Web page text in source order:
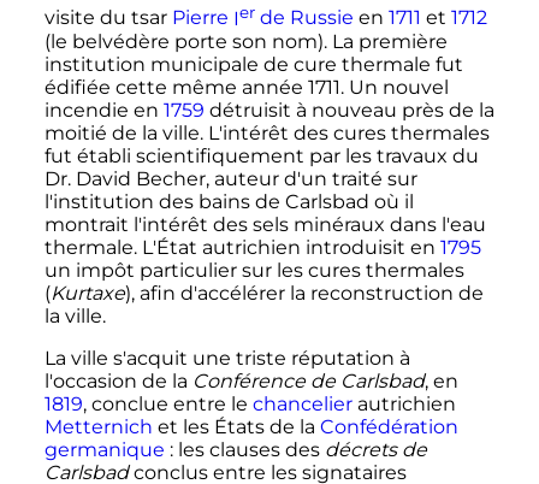
visite du tsar Pierre Ierde Russie en 1711 et 1712
(le belvédère porte son nom). La première
institution municipale de cure thermale fut
édifiée cette même année 1711. Un nouvel
incendie en 1759 détruisit à nouveau près de la
moitié de la ville. L'intérêt des cures thermales
fut établi scientifiquement par les travaux du
Dr. David Becher, auteur d'un traité sur
l'institution des bains de Carlsbad où il
montrait l'intérêt des sels minéraux dans l'eau
thermale. L'État autrichien introduisit en 1795
un impôt particulier sur les cures thermales
(Kurtaxe), afin d'accélérer la reconstruction de
la ville.
La ville s'acquit une triste réputation à
l'occasion de la Conférence de Carlsbad, en
1819, conclue entre le chancelierautrichien
Metternich et les États de la Confédération
germanique : les clauses des décrets de
Carlsbadconclus entre les signataires